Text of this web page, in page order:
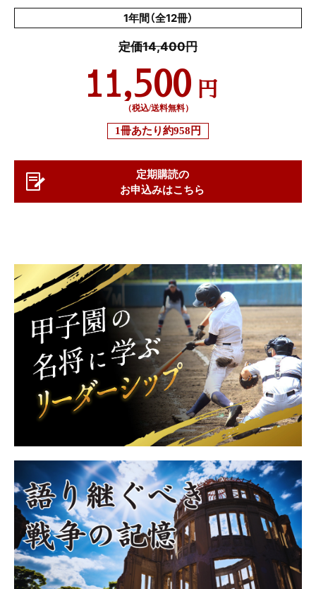
1年間（全12冊）
定価14,400円
11,500 円
（税込/送料無料）
1冊あたり約958円
定期購読の
お申込みはこちら